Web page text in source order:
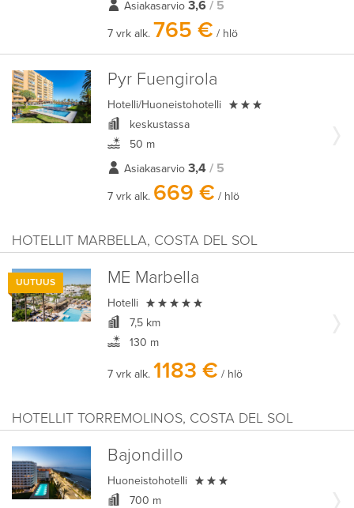
Asiakasarvio 3,6 / 5
7 vrk alk. 765 € / hlö
Pyr Fuengirola
Hotelli/Huoneistohotelli 
keskustassa
50 m
Asiakasarvio 3,4 / 5
7 vrk alk. 669 € / hlö
HOTELLIT MARBELLA, COSTA DEL SOL
UUTUUS ME Marbella
Hotelli 
7,5 km
130 m
7 vrk alk. 1183 € / hlö
HOTELLIT TORREMOLINOS, COSTA DEL SOL
Bajondillo
Huoneistohotelli 
700 m